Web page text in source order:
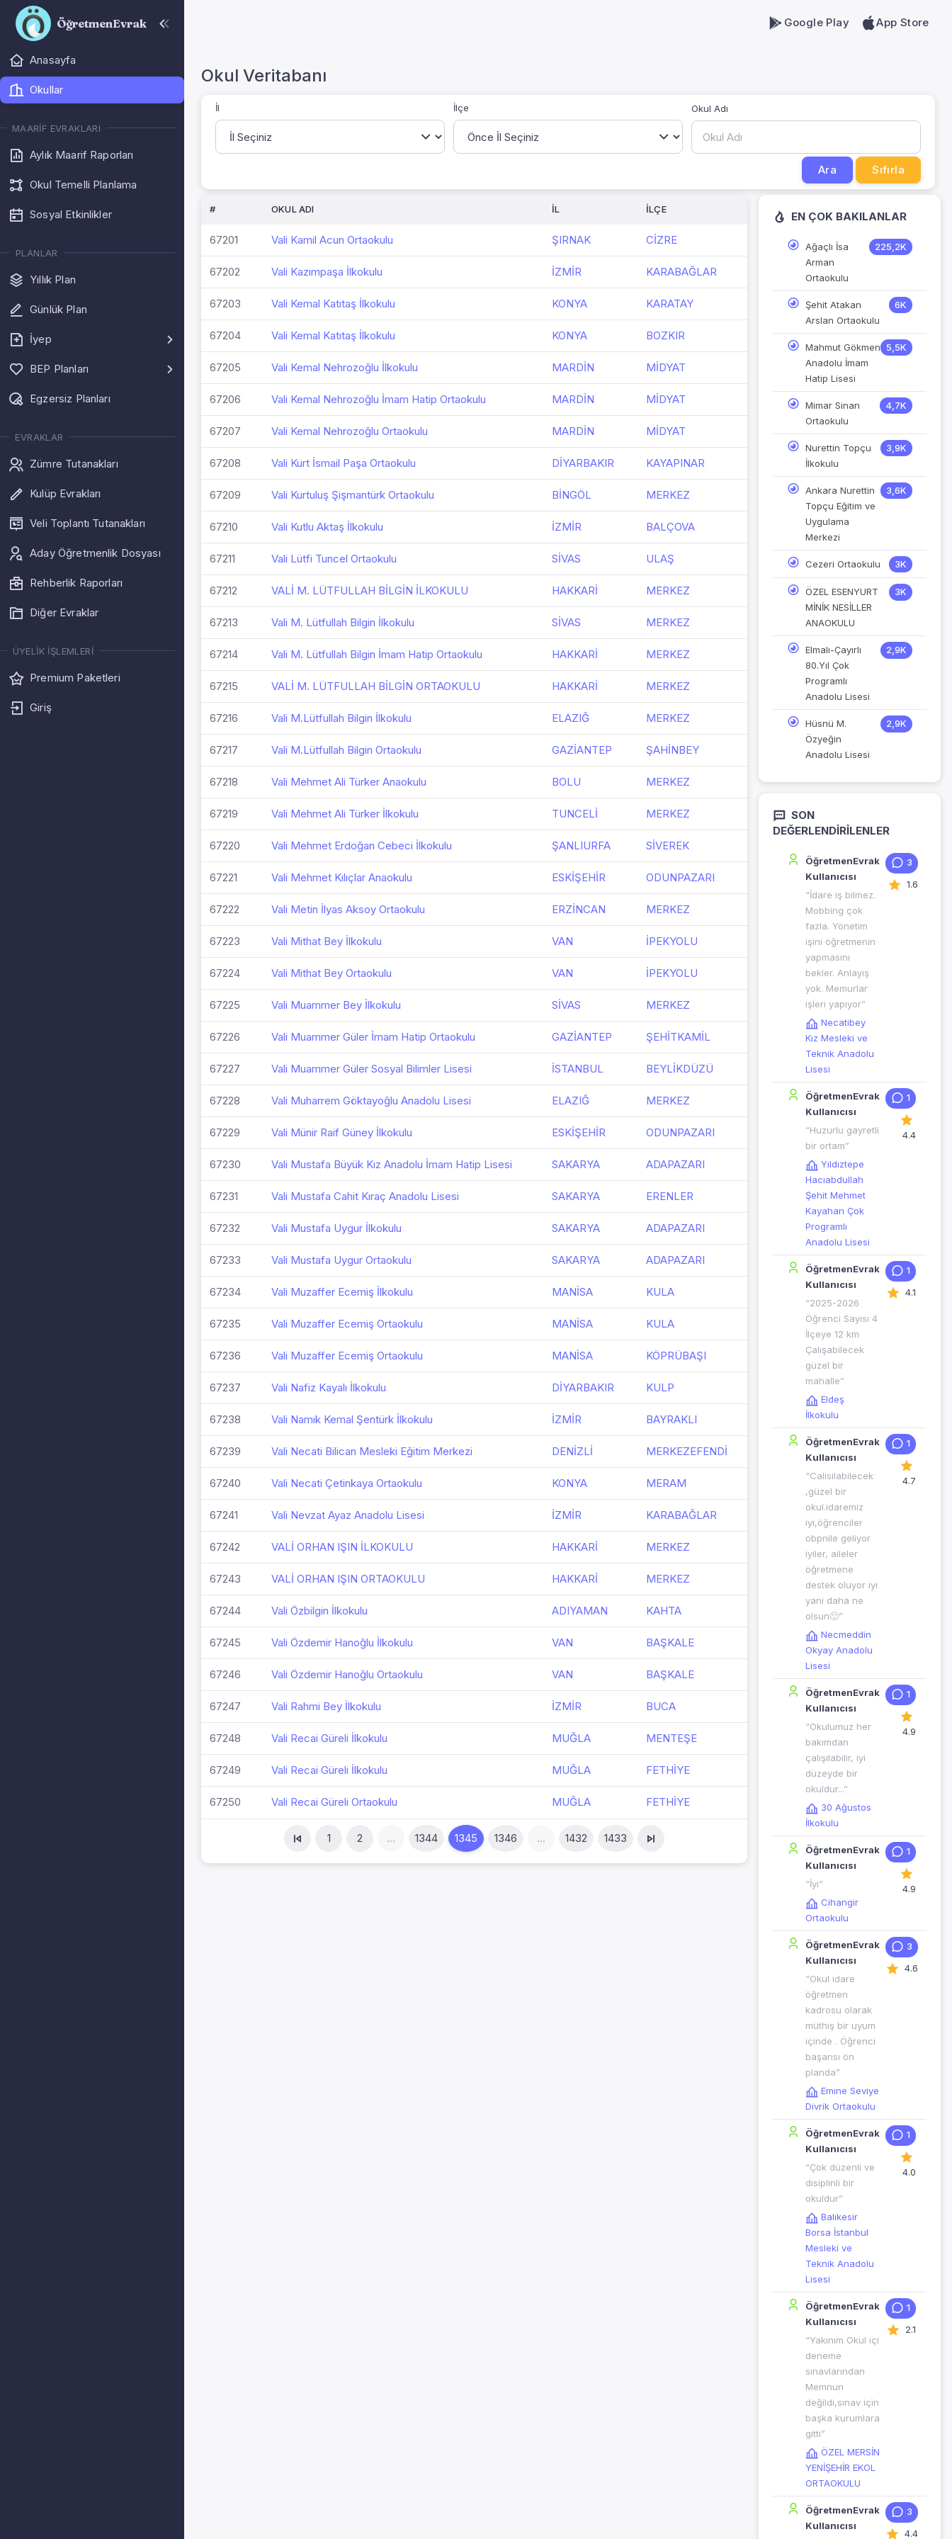
ÖğretmenEvrak
Anasayfa
Okullar
MAARIF EVRAKLARI
Aylık Maarif Raporları
Okul Temelli Planlama
Sosyal Etkinlikler
PLANLAR
Yıllık Plan
Günlük Plan
İyep
BEP Planları
Egzersiz Planları
EVRAKLAR
Zümre Tutanakları
Kulüp Evrakları
Veli Toplantı Tutanakları
Aday Öğretmenlik Dosyası
Rehberlik Raporları
Diğer Evraklar
ÜYELIK İŞLEMLERI
Premium Paketleri
Giriş
Google Play App Store
Okul Veritabanı
İl İlçe Okul Adı
Ara Sıfırla
# OKUL ADI İL İLÇE
67201 Vali Kamil Acun Ortaokulu ŞIRNAK CİZRE
67202 Vali Kazımpaşa İlkokulu İZMİR KARABAĞLAR
67203 Vali Kemal Katıtaş İlkokulu KONYA KARATAY
67204 Vali Kemal Katıtaş İlkokulu KONYA BOZKIR
67205 Vali Kemal Nehrozoğlu İlkokulu MARDİN MİDYAT
67206 Vali Kemal Nehrozoğlu İmam Hatip Ortaokulu MARDİN MİDYAT
67207 Vali Kemal Nehrozoğlu Ortaokulu MARDİN MİDYAT
67208 Vali Kurt İsmail Paşa Ortaokulu DİYARBAKIR KAYAPINAR
67209 Vali Kurtuluş Şişmantürk Ortaokulu BİNGÖL MERKEZ
67210 Vali Kutlu Aktaş İlkokulu İZMİR BALÇOVA
67211 Vali Lütfi Tuncel Ortaokulu SİVAS ULAŞ
67212 VALİ M. LÜTFULLAH BİLGİN İLKOKULU HAKKARİ MERKEZ
67213 Vali M. Lütfullah Bilgin İlkokulu SİVAS MERKEZ
67214 Vali M. Lütfullah Bilgin İmam Hatip Ortaokulu HAKKARİ MERKEZ
67215 VALİ M. LÜTFULLAH BİLGİN ORTAOKULU HAKKARİ MERKEZ
67216 Vali M.Lütfullah Bilgin İlkokulu ELAZIĞ MERKEZ
67217 Vali M.Lütfullah Bilgin Ortaokulu GAZİANTEP ŞAHİNBEY
67218 Vali Mehmet Ali Türker Anaokulu BOLU MERKEZ
67219 Vali Mehmet Ali Türker İlkokulu TUNCELİ MERKEZ
67220 Vali Mehmet Erdoğan Cebeci İlkokulu ŞANLIURFA SİVEREK
67221 Vali Mehmet Kılıçlar Anaokulu ESKİŞEHİR ODUNPAZARI
67222 Vali Metin İlyas Aksoy Ortaokulu ERZİNCAN MERKEZ
67223 Vali Mithat Bey İlkokulu VAN İPEKYOLU
67224 Vali Mithat Bey Ortaokulu VAN İPEKYOLU
67225 Vali Muammer Bey İlkokulu SİVAS MERKEZ
67226 Vali Muammer Güler İmam Hatip Ortaokulu GAZİANTEP ŞEHİTKAMİL
67227 Vali Muammer Güler Sosyal Bilimler Lisesi İSTANBUL BEYLİKDÜZÜ
67228 Vali Muharrem Göktayoğlu Anadolu Lisesi ELAZIĞ MERKEZ
67229 Vali Münir Raif Güney İlkokulu ESKİŞEHİR ODUNPAZARI
67230 Vali Mustafa Büyük Kız Anadolu İmam Hatip Lisesi SAKARYA ADAPAZARI
67231 Vali Mustafa Cahit Kıraç Anadolu Lisesi SAKARYA ERENLER
67232 Vali Mustafa Uygur İlkokulu SAKARYA ADAPAZARI
67233 Vali Mustafa Uygur Ortaokulu SAKARYA ADAPAZARI
67234 Vali Muzaffer Ecemiş İlkokulu MANİSA KULA
67235 Vali Muzaffer Ecemiş Ortaokulu MANİSA KULA
67236 Vali Muzaffer Ecemiş Ortaokulu MANİSA KÖPRÜBAŞI
67237 Vali Nafiz Kayalı İlkokulu DİYARBAKIR KULP
67238 Vali Namık Kemal Şentürk İlkokulu İZMİR BAYRAKLI
67239 Vali Necati Bilican Mesleki Eğitim Merkezi DENİZLİ MERKEZEFENDİ
67240 Vali Necati Çetinkaya Ortaokulu KONYA MERAM
67241 Vali Nevzat Ayaz Anadolu Lisesi İZMİR KARABAĞLAR
67242 VALİ ORHAN IŞIN İLKOKULU HAKKARİ MERKEZ
67243 VALİ ORHAN IŞIN ORTAOKULU HAKKARİ MERKEZ
67244 Vali Özbilgin İlkokulu ADIYAMAN KAHTA
67245 Vali Özdemir Hanoğlu İlkokulu VAN BAŞKALE
67246 Vali Özdemir Hanoğlu Ortaokulu VAN BAŞKALE
67247 Vali Rahmi Bey İlkokulu İZMİR BUCA
67248 Vali Recai Güreli İlkokulu MUĞLA MENTEŞE
67249 Vali Recai Güreli İlkokulu MUĞLA FETHİYE
67250 Vali Recai Güreli Ortaokulu MUĞLA FETHİYE
1 2 ... 1344 1345 1346 ... 1432 1433
EN ÇOK BAKILANLAR
Ağaçlı İsa
Arman
Ortaokulu
225,2K
Şehit Atakan
Arslan Ortaokulu
6K
Mahmut Gökmen
Anadolu İmam
Hatip Lisesi
5,5K
Mimar Sinan
Ortaokulu
4,7K
Nurettin Topçu
İlkokulu
3,9K
Ankara Nurettin
Topçu Eğitim ve
Uygulama
Merkezi
3,6K
Cezeri Ortaokulu 3K
ÖZEL ESENYURT
MİNİK NESİLLER
ANAOKULU
3K
Elmalı-Çayırlı
80.Yıl Çok
Programlı
Anadolu Lisesi
2,9K
Hüsnü M.
Özyeğin
Anadolu Lisesi
2,9K
SON
DEĞERLENDIRILENLER
ÖğretmenEvrak
Kullanıcısı
“İdare iş bilmez.
Mobbing çok
fazla. Yönetim
işini öğretmenin
yapmasını
bekler. Anlayış
yok. Memurlar
işleri yapıyor”
Necatibey
Kız Mesleki ve
Teknik Anadolu
Lisesi
3
1.6
ÖğretmenEvrak
Kullanıcısı
“Huzurlu gayretli
bir ortam”
Yıldıztepe
Hacıabdullah
Şehit Mehmet
Kayahan Çok
Programlı
Anadolu Lisesi
1
4.4
ÖğretmenEvrak
Kullanıcısı
“2025-2026
Öğrenci Sayısı 4
İlçeye 12 km
Çalışabilecek
güzel bir
mahalle”
Eldeş
İlkokulu
1
4.1
ÖğretmenEvrak
Kullanıcısı
“Calisilabilecek
,güzel bir
okul.idaremiz
iyi,öğrenciler
obpnile geliyor
iyiler, aileler
öğretmene
destek oluyor iyi
yani daha ne
olsun🙂”
Necmeddin
Okyay Anadolu
Lisesi
1
4.7
ÖğretmenEvrak
Kullanıcısı
“Okulumuz her
bakımdan
çalışılabilir, iyi
düzeyde bir
okuldur...”
30 Ağustos
İlkokulu
1
4.9
ÖğretmenEvrak
Kullanıcısı
“İyi”
Cihangir
Ortaokulu
1
4.9
ÖğretmenEvrak
Kullanıcısı
“Okul idare
öğretmen
kadrosu olarak
müthiş bir uyum
içinde . Öğrenci
başarısı ön
planda”
Emine Seviye
Divrik Ortaokulu
3
4.6
ÖğretmenEvrak
Kullanıcısı
“Çok düzenli ve
disiplinli bir
okuldur”
Balıkesir
Borsa İstanbul
Mesleki ve
Teknik Anadolu
Lisesi
1
4.0
ÖğretmenEvrak
Kullanıcısı
“Yakınım Okul içi
deneme
sınavlarından
Memnun
değildi,sınav için
başka kurumlara
gitti”
ÖZEL MERSİN
YENİŞEHİR EKOL
ORTAOKULU
1
2.1
ÖğretmenEvrak
Kullanıcısı
3
4.4